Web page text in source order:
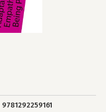
9781292259161